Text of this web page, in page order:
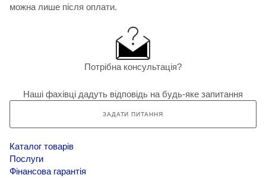
можна лише після оплати.
Потрібна консультація?
Наші фахівці дадуть відповідь на будь-яке запитання
ЗАДАТИ ПИТАННЯ
Каталог товарів
Послуги
Фінансова гарантія